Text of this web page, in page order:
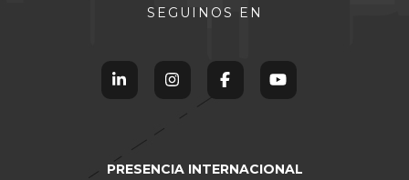
SEGUINOS EN
PRESENCIA INTERNACIONAL